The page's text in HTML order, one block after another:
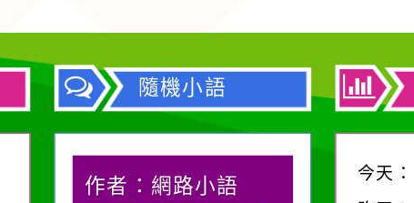
隨機小語
作者：網路小語
今天：